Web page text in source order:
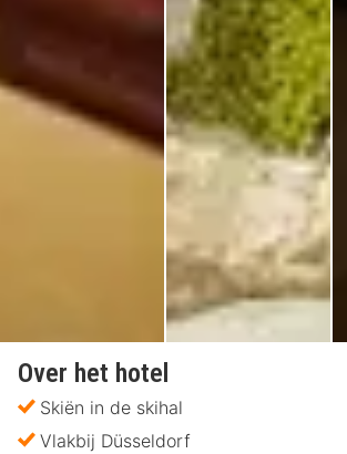
Over het hotel
Skiën in de skihal
Vlakbij Düsseldorf